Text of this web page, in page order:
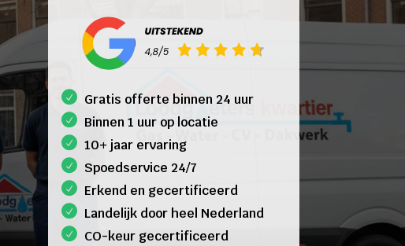
Gratis offerte binnen 24 uur
Binnen 1 uur op locatie
10+ jaar ervaring
Spoedservice 24/7
Erkend en gecertificeerd
Landelijk door heel Nederland
CO-keur gecertificeerd